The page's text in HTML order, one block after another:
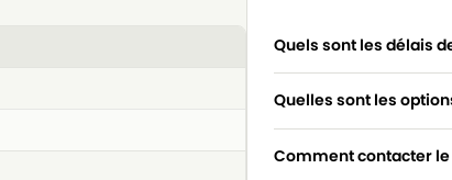
Quels sont les délais
Quelles sont les
Comment contacter